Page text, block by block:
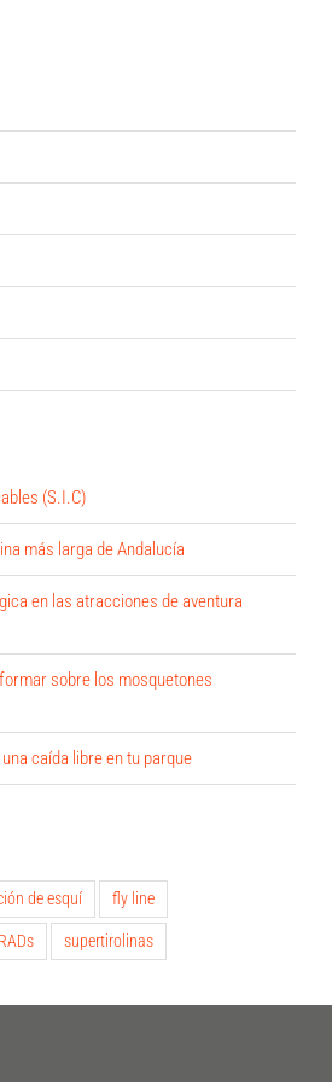
(S.I.C)
más larga de Andalucía
en las atracciones de aventura
sobre los mosquetones
caída libre en tu parque
de esquí fly line
RADs supertirolinas